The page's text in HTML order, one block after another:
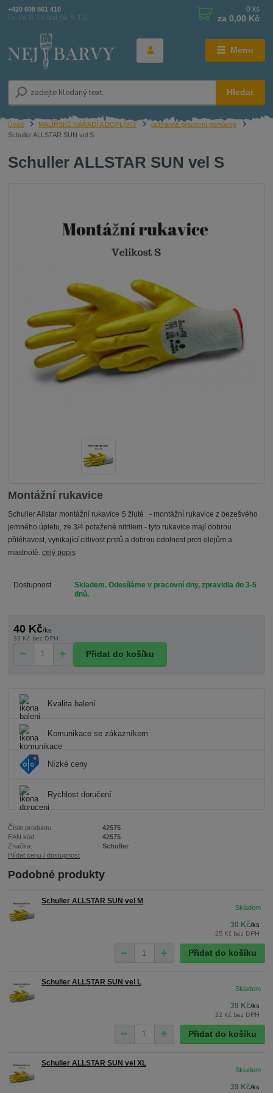
Menu
Hledat
+420 608 861 410
Po-Pá 8-16 hod (So 8-12)
0 ks
za 0,00 Kč
Úvod MALÍŘSKÉ NÁŘADÍ A DOPLŇKY
ochranné pracovní pomůcky
Schuller ALLSTAR SUN vel S
Schuller ALLSTAR SUN vel S
Montážní rukavice
Schuller Allstar montážní rukavice S žluté - montážní rukavice z bezešvého
jemného úpletu, ze 3/4 potažené nitrilem - tyto rukavice mají dobrou
přiléhavost, vynikající citlivost prstů a dobrou odolnost proti olejům a
mastnotě.celý popis
Dostupnost
Skladem. Odesíláme v pracovní dny, zpravidla do 3-5
dnů.
40 Kč/ks
33 Kč bez DPH
Přidat do košíku
Kvalita balení
Komunikace se zákazníkem
Nízké ceny
Rychlost doručení
Číslo produktu:
42575
EAN kód:
42575
Značka:
Schuller
Hlídat cenu / dostupnost
Podobné produkty
Schuller ALLSTAR SUN vel M
30 Kč/ks
25 Kč bez DPH
Přidat do košíku
Schuller ALLSTAR SUN vel L
39 Kč/ks
32 Kč bez DPH
Přidat do košíku
Schuller ALLSTAR SUN vel XL
39 Kč/ks